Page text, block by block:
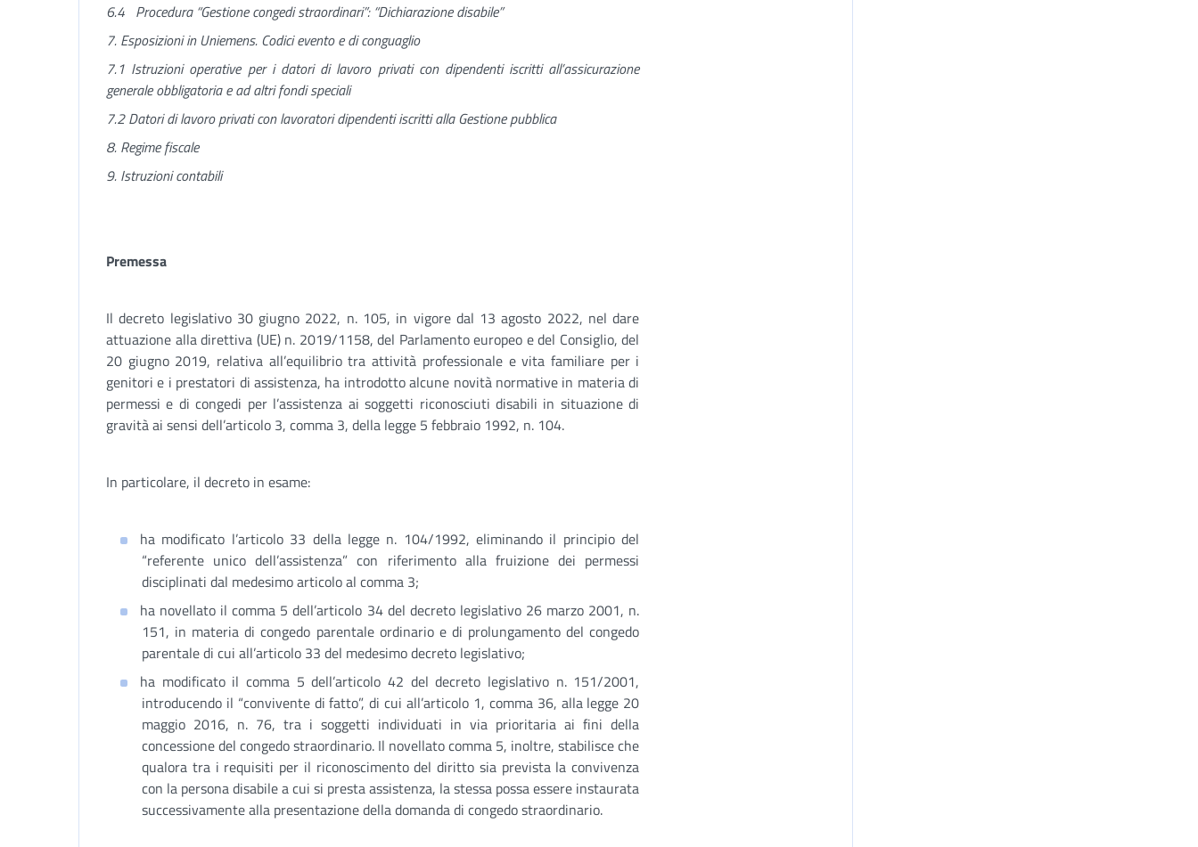
6.4 Procedura “Gestione congedi straordinari”: “Dichiarazione disabile”
7. Esposizioni in Uniemens. Codici evento e di conguaglio
7.1 Istruzioni operative per i datori di lavoro privati con dipendenti iscritti all’assicurazione
generale obbligatoria e ad altri fondi speciali
7.2 Datori di lavoro privati con lavoratori dipendenti iscritti alla Gestione pubblica
8. Regime fiscale
9. Istruzioni contabili
Premessa
Il decreto legislativo 30 giugno 2022, n. 105, in vigore dal 13 agosto 2022, nel dare
attuazione alla direttiva (UE) n. 2019/1158, del Parlamento europeo e del Consiglio, del
20 giugno 2019, relativa all’equilibrio tra attività professionale e vita familiare per i
genitori e i prestatori di assistenza, ha introdotto alcune novità normative in materia di
permessi e di congedi per l’assistenza ai soggetti riconosciuti disabili in situazione di
gravità ai sensi dell’articolo 3, comma 3, della legge 5 febbraio 1992, n. 104.
In particolare, il decreto in esame:
ha modificato l’articolo 33 della legge n. 104/1992, eliminando il principio del
“referente unico dell’assistenza” con riferimento alla fruizione dei permessi
disciplinati dal medesimo articolo al comma 3;
ha novellato il comma 5 dell’articolo 34 del decreto legislativo 26 marzo 2001, n.
151, in materia di congedo parentale ordinario e di prolungamento del congedo
parentale di cui all’articolo 33 del medesimo decreto legislativo;
ha modificato il comma 5 dell’articolo 42 del decreto legislativo n. 151/2001,
introducendo il “convivente di fatto”, di cui all’articolo 1, comma 36, alla legge 20
maggio 2016, n. 76, tra i soggetti individuati in via prioritaria ai fini della
concessione del congedo straordinario. Il novellato comma 5, inoltre, stabilisce che
qualora tra i requisiti per il riconoscimento del diritto sia prevista la convivenza
con la persona disabile a cui si presta assistenza, la stessa possa essere instaurata
successivamente alla presentazione della domanda di congedo straordinario.